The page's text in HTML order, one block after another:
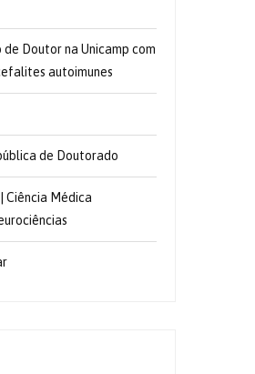
Doutor na Unicamp com
autoimunes
de Doutorado
Ciência Médica